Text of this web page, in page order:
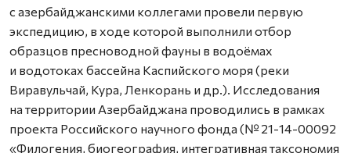
с азербайджанскими коллегами провели первую
экспедицию, в ходе которой выполнили отбор
образцов пресноводной фауны в водоёмах
и водотоках бассейна Каспийского моря (реки
Виравульчай, Кура, Ленкорань и др.). Исследования
на территории Азербайджана проводились в рамках
проекта Российского научного фонда (№ 21-14-00092
«Филогения, биогеография, интегративная таксономия